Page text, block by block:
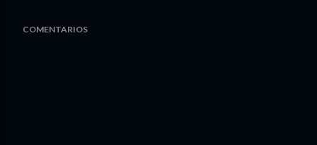
COMENTARIOS